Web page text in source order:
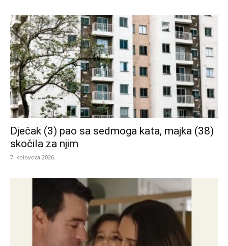
Dječak (3) pao sa sedmoga kata, majka (38)
skočila za njim
7. kolovoza 2026.